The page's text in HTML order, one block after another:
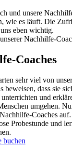
und unsere
wie es läuft. Die
eben wichtig.
Coaches
sehr viel von
beweisen, dass sie
und
umgehen.
Coaches auf.
Probestunde und
buchen